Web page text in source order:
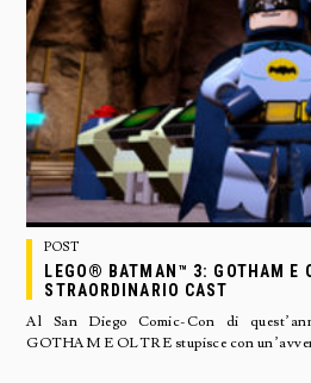
POST
LEGO® BATMAN™ 3: GOTHAM E
STRAORDINARIO CAST
Al San Diego Comic-Con di
GOTHAM E OLTRE stupisce con